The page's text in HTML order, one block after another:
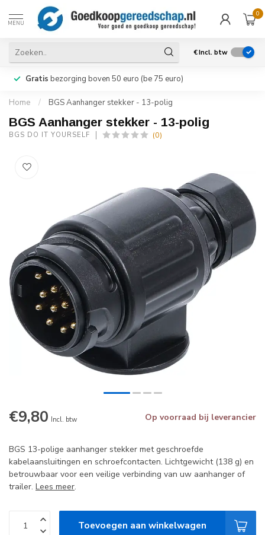
MENU
0
€Incl. btw
Gratis bezorging boven 50 euro (be 75 euro)
Home / BGS Aanhanger stekker - 13-polig
BGS Aanhanger stekker - 13-polig
BGS DO IT YOURSELF (0)
€9,80 Incl. btw Op voorraad bij leverancier
BGS 13-polige aanhanger stekker met geschroefde
kabelaansluitingen en schroefcontacten. Lichtgewicht (138 g) en
betrouwbaar voor een veilige verbinding van uw aanhanger of
trailer. Lees meer.
Toevoegen aan winkelwagen